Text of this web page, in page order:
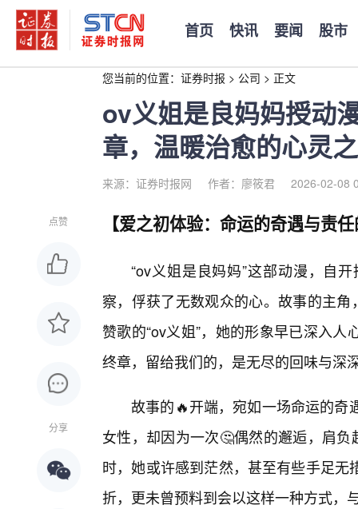
首页 快讯 要闻 股市
您当前的位置： 证券时报 > 公司 > 正文
ov义姐是良妈妈授动
章，温暖治愈的心灵
来源：证券时报网 作者：廖筱君 2026-02-08
点赞
分享
【爱之初体验：命运的奇遇与责
“ov义姐是良妈妈”这部动漫，自
察，俘获了无数观众的心。故事的主
赞歌的“ov义姐”，她的形象早已深入
终章，留给我们的，是无尽的回味与深
故事的🔥开端，宛如一场命运的奇
女性，却因为一次🤔偶然的邂逅，肩
时，她或许感到茫然，甚至有些手足
折，更未曾预料到会以这样一种方式，